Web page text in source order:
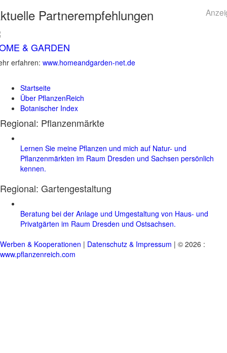
Partnerempfehlungen
& GARDEN
erfahren: www.homeandgarden-net.de
Startseite
Über PflanzenReich
Botanischer Index
Regional: Pflanzenmärkte
Lernen Sie meine Pflanzen und mich auf Natur- und
Pflanzenmärkten im Raum Dresden und Sachsen persönlich
kennen.
Regional: Gartengestaltung
Beratung bei der Anlage und Umgestaltung von Haus- und
Privatgärten im Raum Dresden und Ostsachsen.
Werben & Kooperationen | Datenschutz & Impressum | © 2026 :
www.pflanzenreich.com